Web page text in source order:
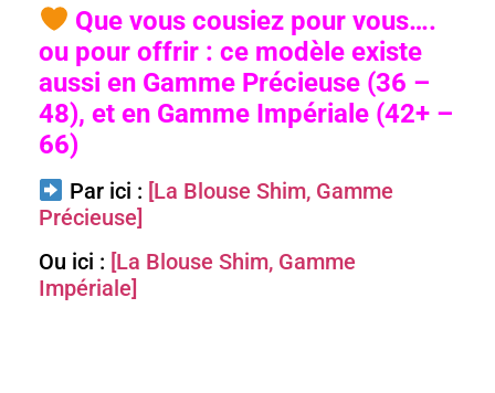
Que vous cousiez pour vous….
ou pour offrir : ce modèle existe
aussi en Gamme Précieuse (36 –
48), et en Gamme Impériale (42+ –
66)
Par ici : [La Blouse Shim, Gamme
Précieuse]
Ou ici : [La Blouse Shim, Gamme
Impériale]